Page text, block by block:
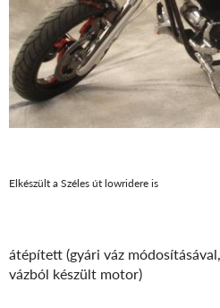
Elkészült a Széles út lowridere is
átépített (gyári váz
vázból készült motor)